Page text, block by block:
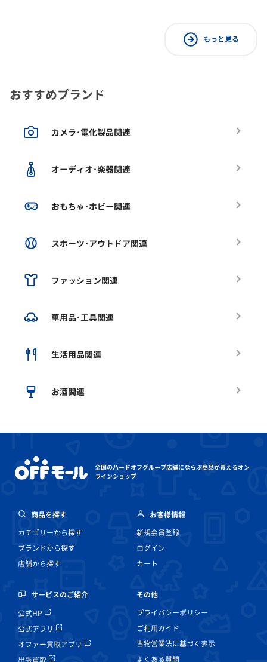
もっと見る
おすすめブランド
カメラ･電化製品関連
オーディオ･楽器関連
おもちゃ･ホビー関連
スポーツ･アウトドア関連
ファッション関連
車用品･工具関連
生活用品関連
お酒関連
全国のハードオフグループ店舗にならぶ商品が買えるオン
ラインショップ
商品を探す
カテゴリーから探す
ブランドから探す
店舗から探す
お客様情報
新規会員登録
ログイン
カート
サービスのご紹介
公式HP
公式アプリ
オファー買取アプリ
出張買取
その他
プライバシーポリシー
ご利用ガイド
古物営業法に基づく表示
よくある質問